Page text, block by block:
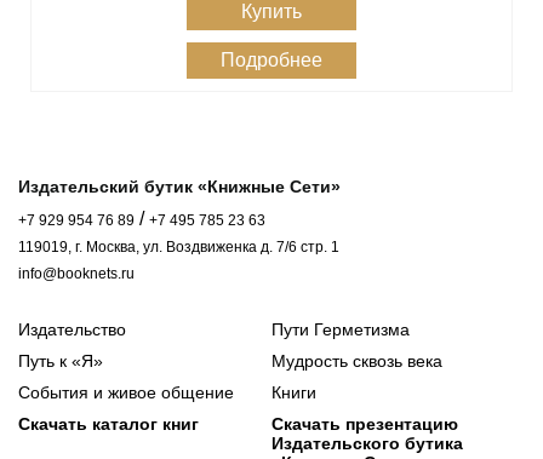
Купить
Подробнее
Издательский бутик «Книжные Сети»
+7 929 954 76 89 / +7 495 785 23 63
119019, г. Москва, ул. Воздвиженка д. 7/6 стр. 1
info@booknets.ru
Издательство
Пути Герметизма
Путь к «Я»
Мудрость сквозь века
События и живое общение
Книги
Скачать каталог книг
Скачать презентацию
Издательского бутика